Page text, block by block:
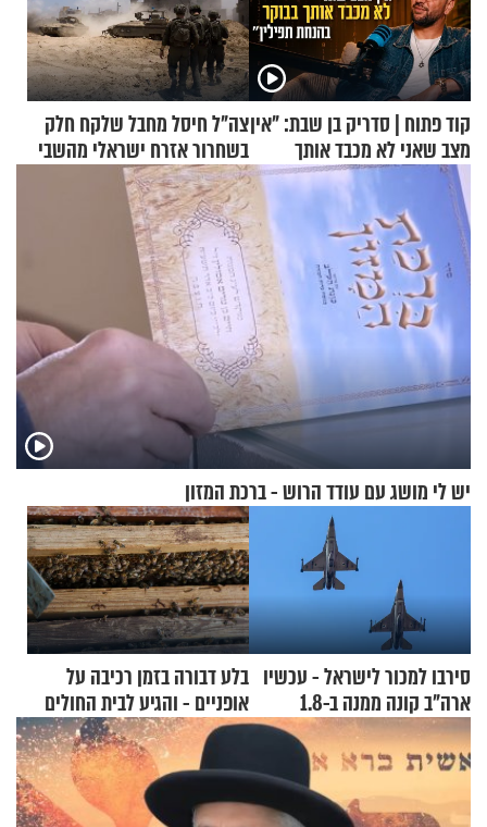
קוד פתוח | סדריק בן שבת: "אין
מצב שאני לא מכבד אותך
בבוקר בהנחת תפילין"
צה"ל חיסל מחבל שלקח חלק
בשחרור אזרח ישראלי מהשבי
יש לי מושג עם עודד הרוש - ברכת המזון
סירבו למכור לישראל - עכשיו
ארה"ב קונה ממנה ב-1.8
מיליארד דולר
בלע דבורה בזמן רכיבה על
אופניים - והגיע לבית החולים
במצב מסכן חיים